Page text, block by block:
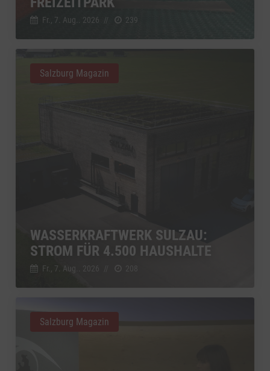
Fr., 7. Aug.. 2026 // 239
WASSERKRAFTWERK SULZAU:
STROM FÜR 4.500 HAUSHALTE
Fr., 7. Aug.. 2026
Salzburg Magazin
Salzburg Magazin